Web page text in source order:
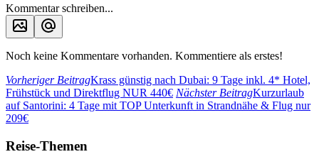
Kommentar schreiben...
Noch keine Kommentare vorhanden. Kommentiere als erstes!
Vorheriger BeitragKrass günstig nach Dubai: 9 Tage inkl. 4* Hotel,
Frühstück und Direktflug NUR 440€ Nächster BeitragKurzurlaub
auf Santorini: 4 Tage mit TOP Unterkunft in Strandnähe & Flug nur
209€
Reise-Themen